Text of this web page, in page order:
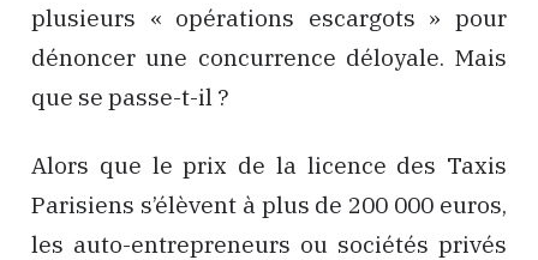
plusieurs « opérations escargots » pour
dénoncer une concurrence déloyale. Mais
que se passe-t-il ?
Alors que le prix de la licence des Taxis
Parisiens s’élèvent à plus de 200 000 euros,
les auto-entrepreneurs ou sociétés privés